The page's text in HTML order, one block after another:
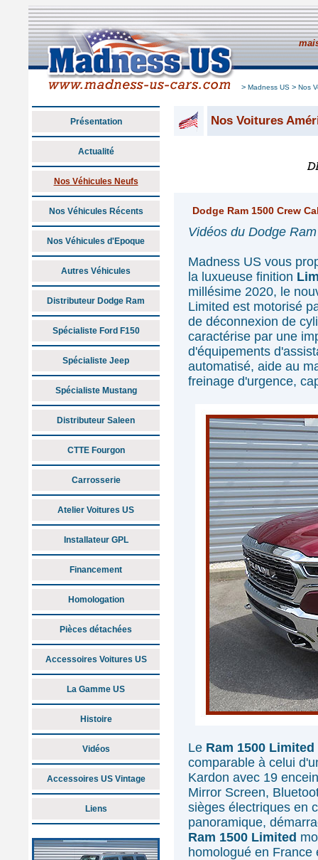
> Madness US > Nos
Présentation
Actualité
Nos Véhicules Neufs
Nos Véhicules Récents
Nos Véhicules d'Epoque
Autres Véhicules
Distributeur Dodge Ram
Spécialiste Ford F150
Spécialiste Jeep
Spécialiste Mustang
Distributeur Saleen
CTTE Fourgon
Carrosserie
Atelier Voitures US
Installateur GPL
Financement
Homologation
Pièces détachées
Accessoires Voitures US
La Gamme US
Histoire
Vidéos
Accessoires US Vintage
Liens
Nos Voitures
Dodge Ram 1500 Crew
Vidéos du Dodge
Madness US vous
la luxueuse finition
millésime 2020, le
Limited est motorisé
de déconnexion de
caractérise par une
d'équipements
automatisé, aide au
freinage d'urgence,
Le Ram 1500 Limited
comparable à celui
Kardon avec 19
Mirror Screen,
sièges électriques en
panoramique,
Ram 1500 Limited
homologué en France